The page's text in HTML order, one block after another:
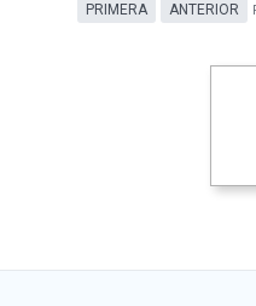
PRIMERA ANTERIOR